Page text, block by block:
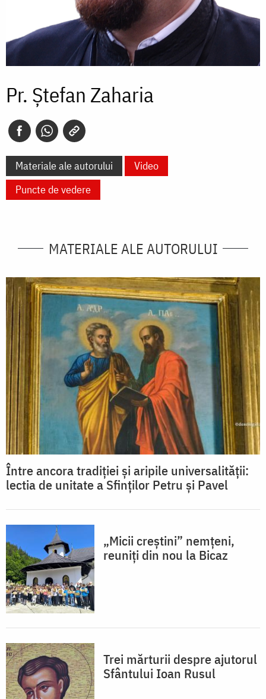
Pr. Ștefan Zaharia
Materiale ale autorului
Video
Puncte de vedere
MATERIALE ALE AUTORULUI
Între ancora tradiției și aripile universalității:
lectia de unitate a Sfinților Petru și Pavel
„Micii creștini” nemțeni,
reuniți din nou la Bicaz
Trei mărturii despre ajutorul
Sfântului Ioan Rusul